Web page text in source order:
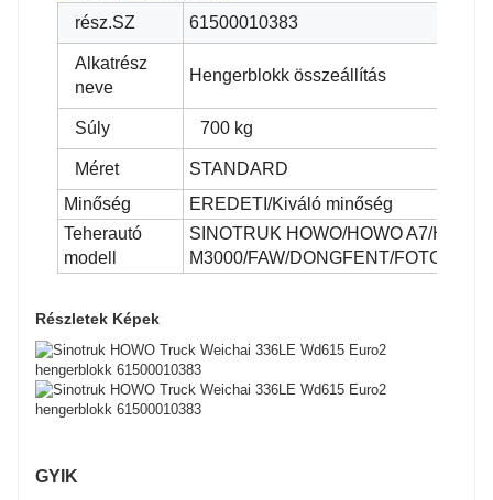
rész.SZ
61500010383
Alkatrész
neve
Hengerblokk összeállítás
Súly 700 kg
Méret
STANDARD
Minőség
EREDETI/Kiváló minőség
Teherautó
modell
SINOTRUK HOWO/HOWO A7/
M3000/FAW/DONGFENT/FOTON
Részletek Képek
GYIK